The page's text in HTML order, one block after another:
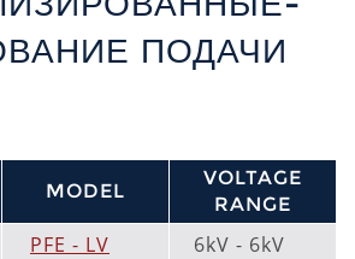
ПОДАЧИ
MODEL
VOLTAGE
RANGE
PFE - LV
6kV - 6kV